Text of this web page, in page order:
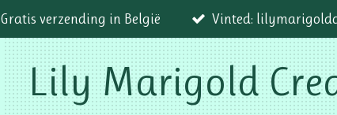
Gratis verzending in België Vinted:
Lily Marigold